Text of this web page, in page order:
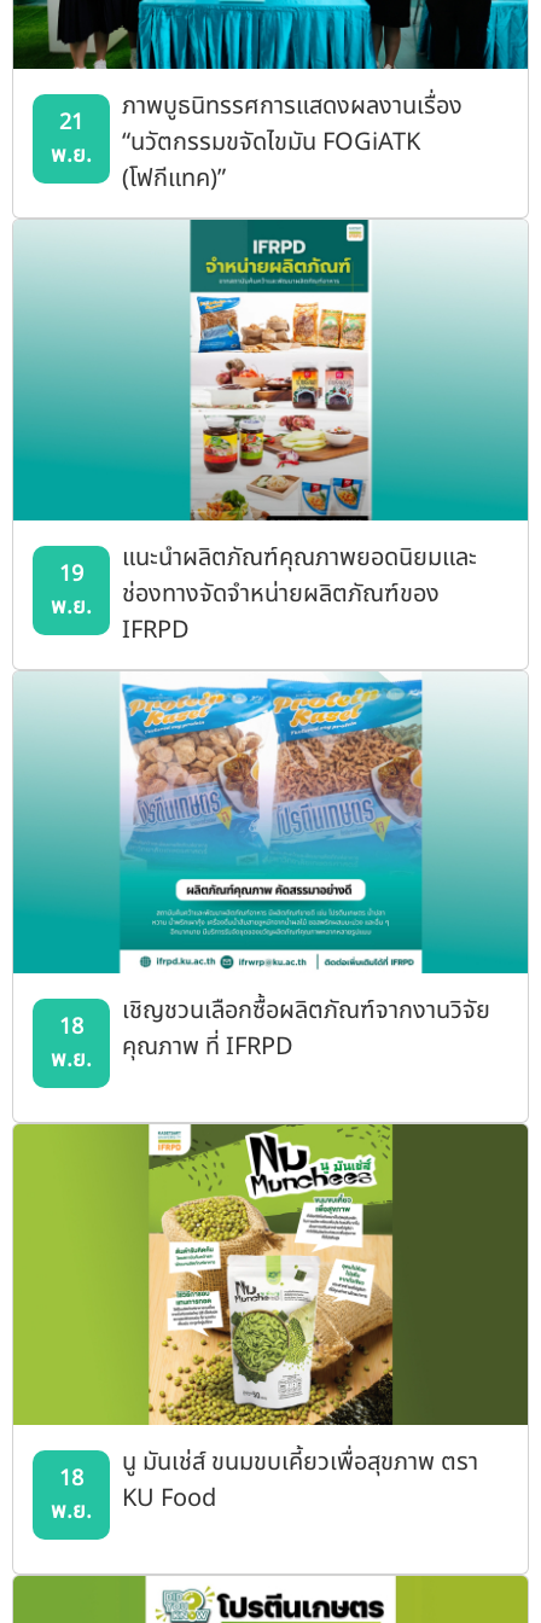
21
พ.ย.
ภาพบูธนิทรรศการแสดงผลงานเรื่อง
“นวัตกรรมขจัดไขมัน FOGiATK
(โฟกีแทค)”
19
พ.ย.
แนะนำผลิตภัณฑ์คุณภาพยอดนิยมและ
ช่องทางจัดจำหน่ายผลิตภัณฑ์ของ
IFRPD
18
พ.ย.
เชิญชวนเลือกซื้อผลิตภัณฑ์จากงานวิจัย
คุณภาพ ที่ IFRPD
18
พ.ย.
นู มันเช่ส์ ขนมขบเคี้ยวเพื่อสุขภาพ ตรา
KU Food